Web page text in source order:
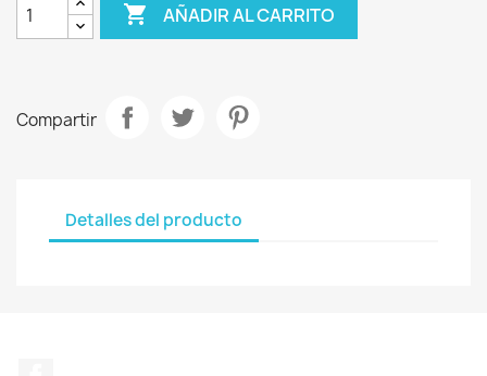
 AÑADIR AL CARRITO
Compartir
Detalles del producto